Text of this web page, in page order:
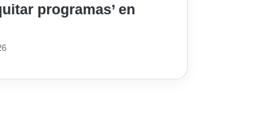
programas’ en